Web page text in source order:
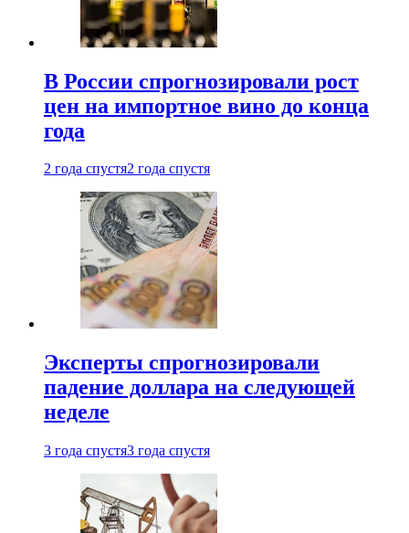
В России спрогнозировали рост
цен на импортное вино до конца
года
2 года спустя2 года спустя
Эксперты спрогнозировали
падение доллара на следующей
неделе
3 года спустя3 года спустя